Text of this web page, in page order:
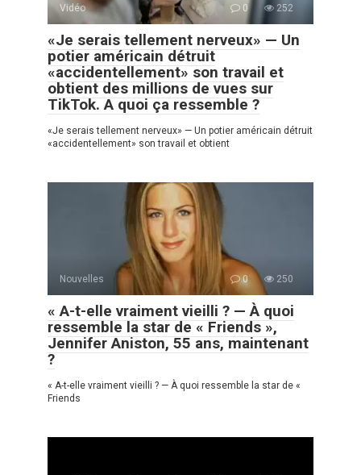
Vidéo 0 252
«Je serais tellement nerveux» — Un
potier américain détruit
«accidentellement» son travail et
obtient des millions de vues sur
TikTok. A quoi ça ressemble ?
«Je serais tellement nerveux» — Un potier américain détruit
«accidentellement» son travail et obtient
Nouvelles 0 250
« A-t-elle vraiment vieilli ? — À quoi
ressemble la star de « Friends »,
Jennifer Aniston, 55 ans, maintenant
?
« A-t-elle vraiment vieilli ? — À quoi ressemble la star de «
Friends